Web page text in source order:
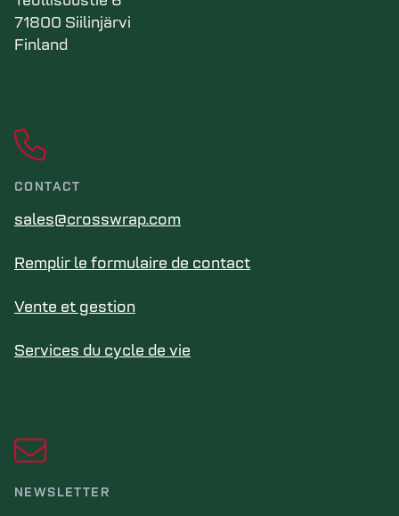
71800 Siilinjärvi
Finland
CONTACT
sales@crosswrap.com
Remplir le formulaire de contact
Vente et gestion
Services du cycle de vie
NEWSLETTER